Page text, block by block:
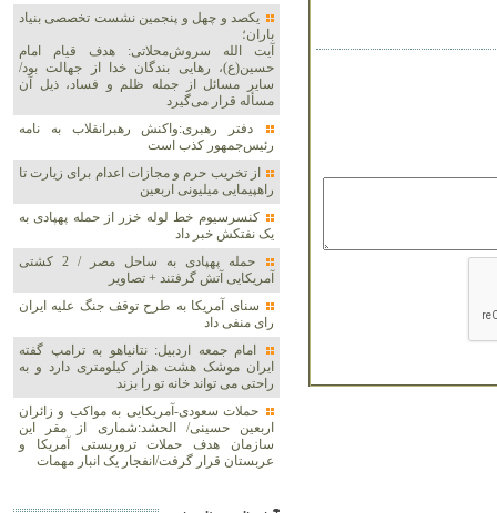
یکصد و چهل و پنجمین نشست تخصصی بنیاد
باران؛
آیت الله سروش‌محلاتی: هدف قیام امام
حسین(ع)، رهایی بندگان خدا از جهالت بود/
سایر مسائل از جمله ظلم و فساد، ذیل آن
مسأله قرار می‌گیرد
دفتر رهبری:واکنش رهبرانقلاب به نامه
رئیس‌جمهور کذب است
از تخریب حرم و مجازات اعدام برای زیارت تا
راهپیمایی میلیونی اربعین
کنسرسیوم خط لوله خزر از حمله پهپادی به
یک نفتکش خبر داد
حمله پهپادی به ساحل مصر / 2 کشتی
آمریکایی آتش گرفتند + تصاویر
سنای آمریکا به طرح توقف جنگ علیه ایران
رای منفی داد
امام جمعه اردبیل: نتانیاهو به ترامپ گفته
ایران موشک هشت هزار کیلومتری دارد و به
راحتی می تواند خانه تو را بزند
حملات سعودی-آمریکایی به مواکب و زائران
اربعین حسینی/ الحشد:شماری از مقر این
سازمان هدف حملات تروریستی آمریکا و
عربستان قرار گرفت/انفجار یک انبار مهمات